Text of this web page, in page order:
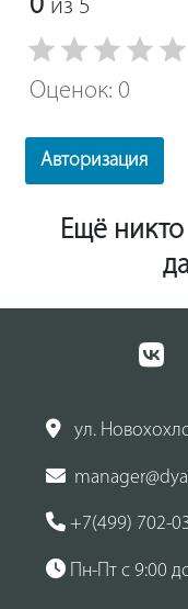
0 из 5
Оценок: 0
Авторизация
Ещё
ул.
+7(499) 702-
Пн-Пт с 9:00